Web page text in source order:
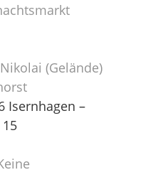
(Gelände)
Isernhagen –